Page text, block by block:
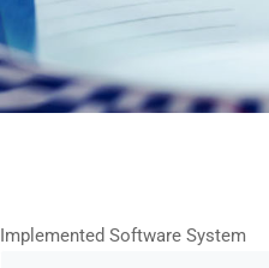
Implemented Software System